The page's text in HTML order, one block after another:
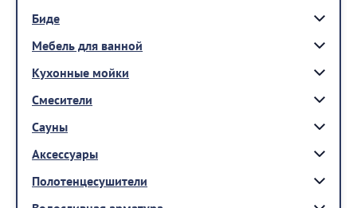
Биде
Мебель для ванной
Кухонные мойки
Смесители
Сауны
Аксессуары
Полотенцесушители